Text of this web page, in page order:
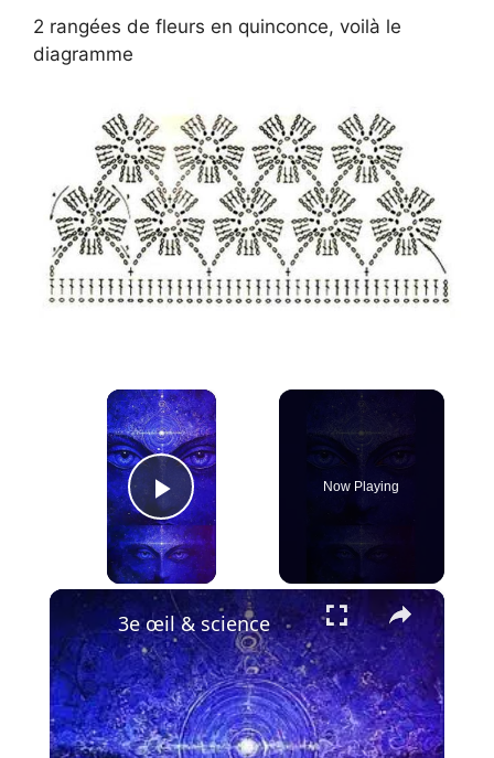
2 rangées de fleurs en quinconce, voilà le
diagramme
×
Play Video
Now Playing
×
3e œil & science